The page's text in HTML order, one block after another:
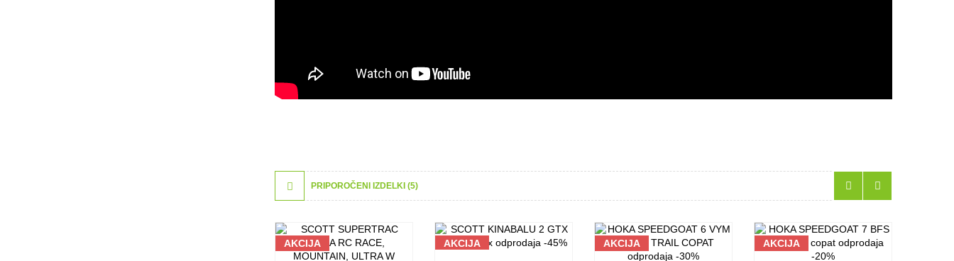
PRIPOROČENI IZDELKI (5)
AKCIJA AKCIJA AKCIJA AKCIJA